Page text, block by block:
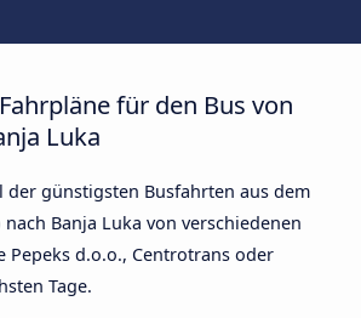
für den Bus von
Luka
der günstigsten Busfahrten aus dem
Banja Luka von verschiedenen
Pepeks d.o.o., Centrotrans oder
Tage.